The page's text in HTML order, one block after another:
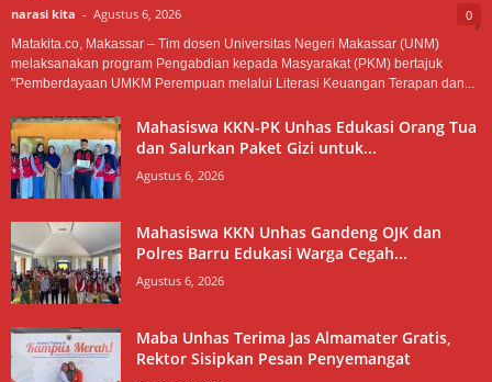
narasi kita - Agustus 6, 2026 0
Matakita.co, Makassar – Tim dosen Universitas Negeri Makassar (UNM)
melaksanakan program Pengabdian kepada Masyarakat (PKM) bertajuk
"Pemberdayaan UMKM Perempuan melalui Literasi Keuangan Terapan dan...
Mahasiswa KKN-PK Unhas Edukasi Orang Tua
dan Salurkan Paket Gizi untuk...
Agustus 6, 2026
Mahasiswa KKN Unhas Gandeng OJK dan
Polres Barru Edukasi Warga Cegah...
Agustus 6, 2026
Maba Unhas Terima Jas Almamater Gratis,
Rektor Sisipkan Pesan Penyemangat